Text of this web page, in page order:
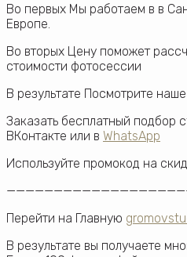
Во первых Мы работаем в в
Европе.
Во вторых Цену поможет
стоимости фотосессии
В результате Посмотрите наше
Заказать бесплатный подбор
ВКонтакте или в WhatsApp
Используйте промокод на
Перейти на Главную
В результате вы получаете